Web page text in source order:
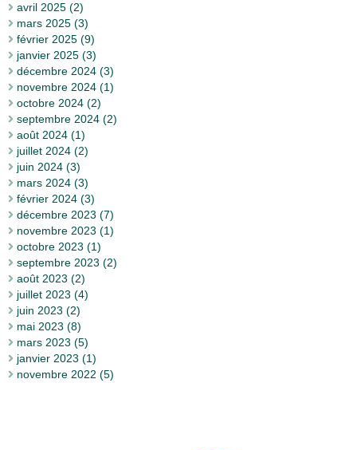
avril 2025 (2)
mars 2025 (3)
février 2025 (9)
janvier 2025 (3)
décembre 2024 (3)
novembre 2024 (1)
octobre 2024 (2)
septembre 2024 (2)
août 2024 (1)
juillet 2024 (2)
juin 2024 (3)
mars 2024 (3)
février 2024 (3)
décembre 2023 (7)
novembre 2023 (1)
octobre 2023 (1)
septembre 2023 (2)
août 2023 (2)
juillet 2023 (4)
juin 2023 (2)
mai 2023 (8)
mars 2023 (5)
janvier 2023 (1)
novembre 2022 (5)